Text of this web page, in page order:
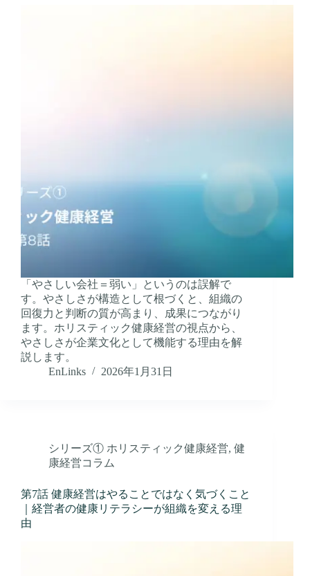
「やさしい会社＝弱い」というのは誤解で
す。やさしさが構造として根づくと、組織の
回復力と判断の質が高まり、成果につながり
ます。ホリスティック健康経営の視点から、
やさしさが企業文化として機能する理由を解
説します。
EnLinks
2026年1月31日
シリーズ① ホリスティック健康経営, 健
康経営コラム
第7話 健康経営はやることではなく気づくこと
｜経営者の健康リテラシーが組織を変える理
由